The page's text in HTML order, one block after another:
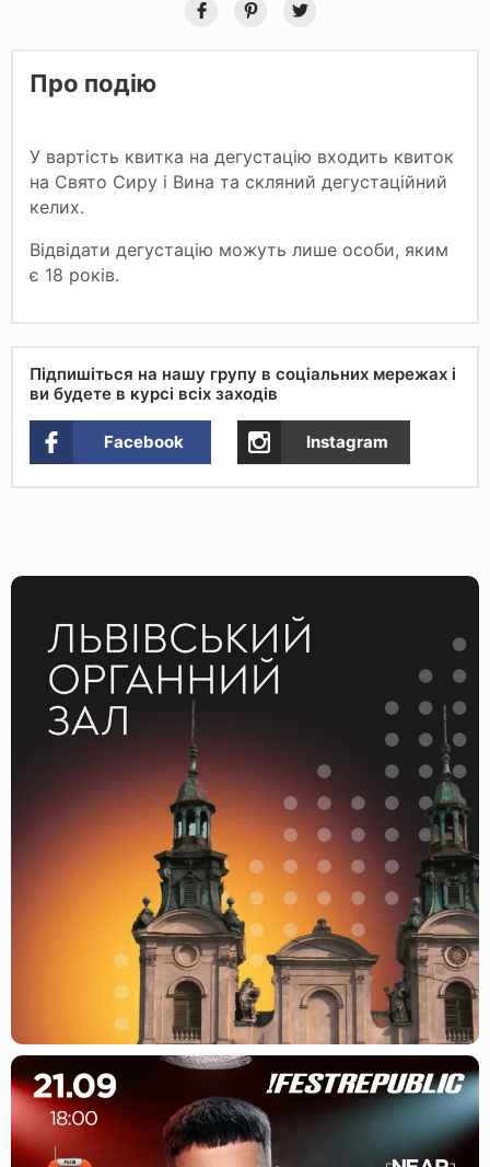
Про подію
У вартість квитка на дегустацію входить квиток
на Свято Сиру і Вина та скляний дегустаційний
келих.
Відвідати дегустацію можуть лише особи, яким
є 18 років.
Підпишіться на нашу групу в соціальних мережах і
ви будете в курсі всіх заходів
Facebook Instagram